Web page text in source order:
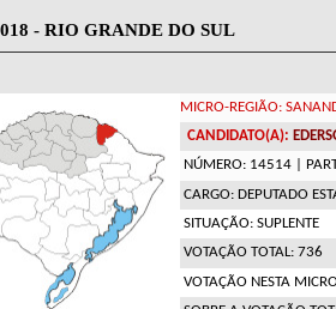
- RIO GRANDE DO SUL
MICRO-REGIÃO:
CANDIDATO(A):
NÚMERO: 14514 |
CARGO: DEPUTADO
SITUAÇÃO: SUPLENTE
VOTAÇÃO TOTAL: 736
VOTAÇÃO NESTA